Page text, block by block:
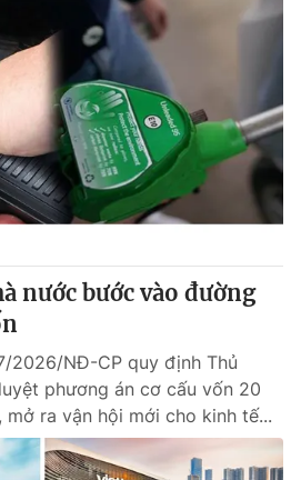
nước bước vào đường
2026/NĐ-CP quy định Thủ
phương án cơ cấu vốn 20
ra vận hội mới cho kinh tế...